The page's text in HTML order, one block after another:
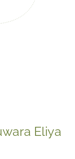
Eliya